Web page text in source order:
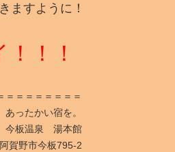
ますように！
！！
＝＝＝＝＝＝＝＝
たかい宿を。
板温泉 湯本館
市今板795-2